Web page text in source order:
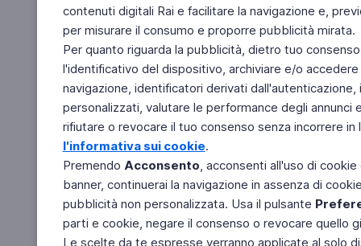
contenuti digitali Rai e facilitare la navigazione e,
per misurare il consumo e proporre pubblicità mirata.
Per quanto riguarda la pubblicità, dietro tuo
l'identificativo del dispositivo, archiviare e/o
navigazione, identificatori derivati
personalizzati, valutare le performance degli
rifiutare o revocare il tuo consenso senza incorrere
l'informativa sui cookie.
Premendo Acconsento, acconsenti all'uso di
banner, continuerai la navigazione in assenza di
pubblicità non personalizzata. Usa il pulsante
parti e cookie, negare il consenso o revocare quello
Le scelte da te espresse verranno applicate al solo